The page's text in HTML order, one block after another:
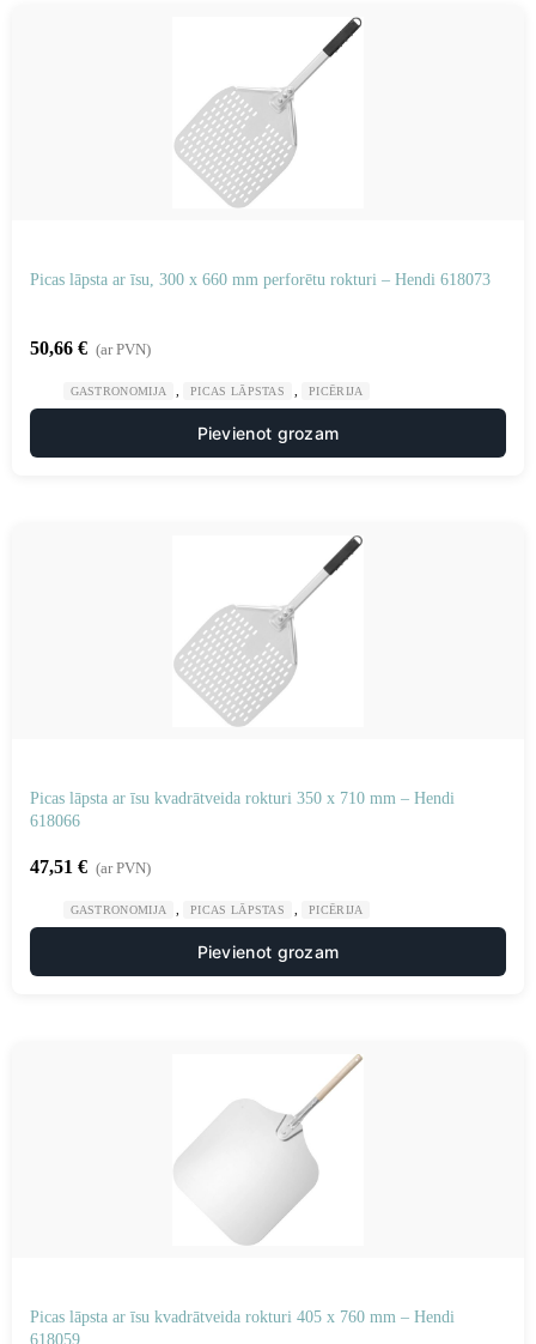
Picas lāpsta ar īsu, 300 x 660 mm perforētu rokturi – Hendi 618073
50,66 € (ar PVN)
GASTRONOMIJA PICAS LĀPSTAS PICĒRIJA
Pievienot grozam
Picas lāpsta ar īsu kvadrātveida rokturi 350 x 710 mm – Hendi
618066
47,51 € (ar PVN)
GASTRONOMIJA PICAS LĀPSTAS PICĒRIJA
Pievienot grozam
Picas lāpsta ar īsu kvadrātveida rokturi 405 x 760 mm – Hendi
618059